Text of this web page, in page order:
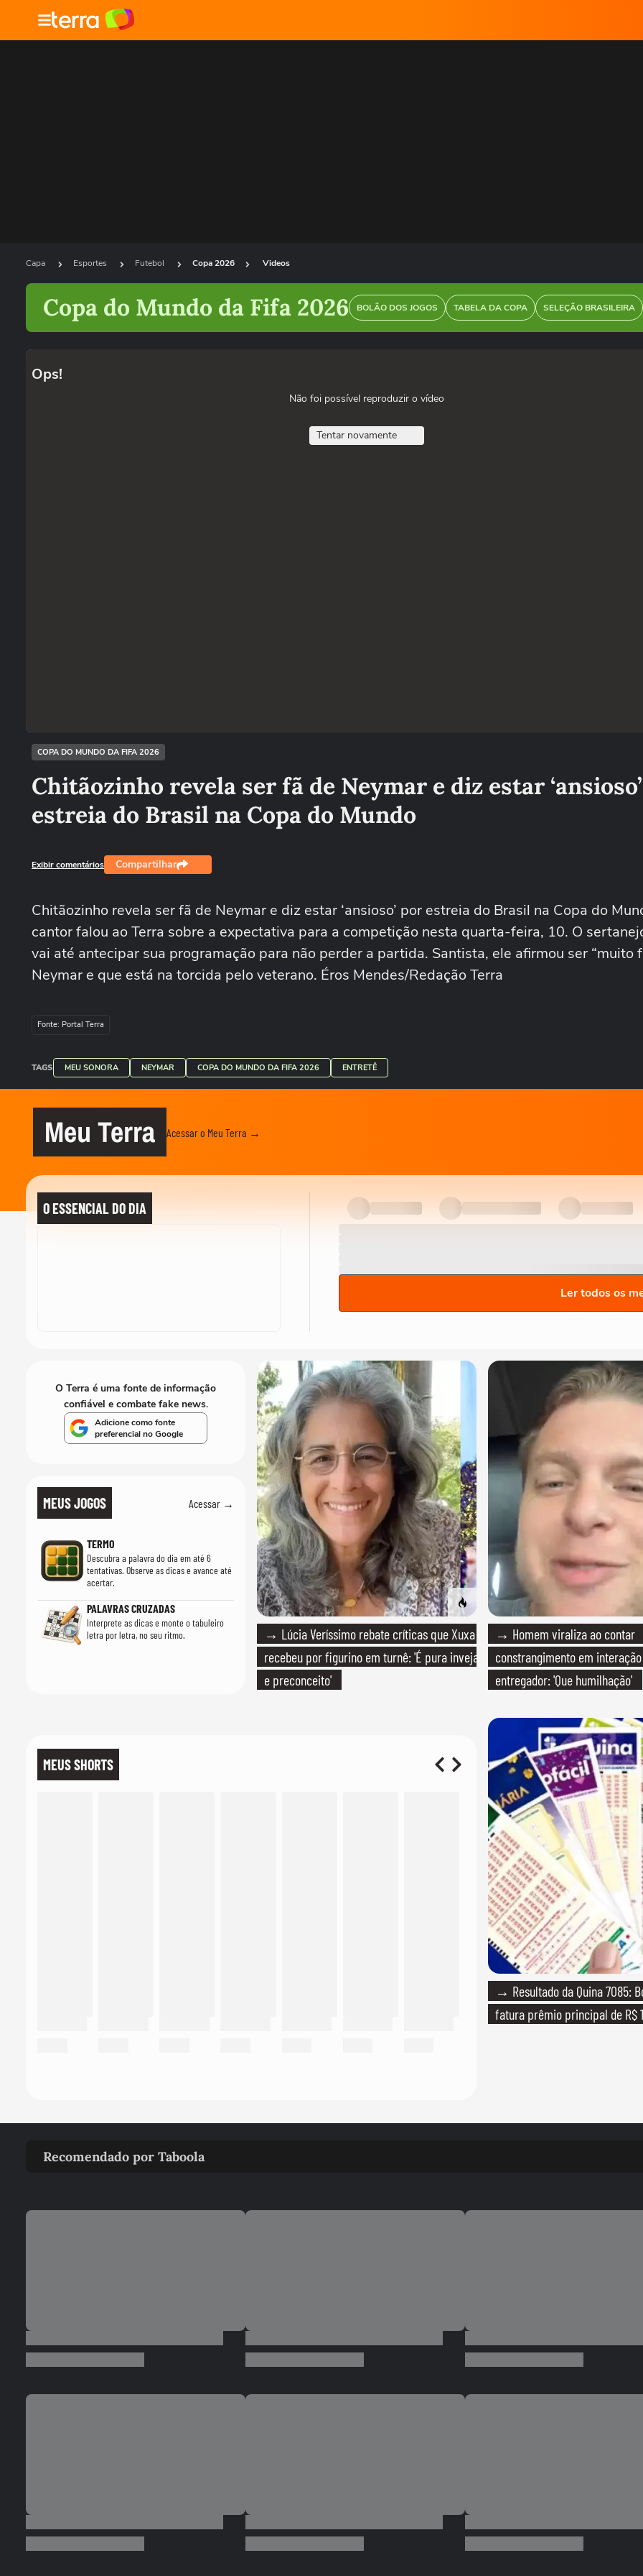
Capa Esportes Futebol Copa 2026 Videos
Copa do Mundo da Fifa 2026 BOLÃO DOS JOGOS TABELA DA COPA SELEÇÃO BRASILEIRA
Ops!
Não foi possível reproduzir o vídeo
Tentar novamente
COPA DO MUNDO DA FIFA 2026
Chitãozinho revela ser fã de Neymar e diz estar
estreia do Brasil na Copa do Mundo
Exibir comentários Compartilhar
Chitãozinho revela ser fã de Neymar e diz estar ‘ansioso’ por estreia do Brasil na Copa do
cantor falou ao Terra sobre a expectativa para a competição nesta quarta-feira, 10. O
vai até antecipar sua programação para não perder a partida. Santista, ele afirmou ser “muito
Neymar e que está na torcida pelo veterano. Éros Mendes/Redação Terra
Fonte: Portal Terra
TAGS MEU SONORA NEYMAR COPA DO MUNDO DA FIFA 2026 ENTRETÊ
Meu Terra Acessar o Meu Terra →
O ESSENCIAL DO DIA
Ler todos os
MEUS JOGOS Acessar →
TERMO
Descubra a palavra do dia em até 6
tentativas. Observe as dicas e avance até
acertar.
PALAVRAS CRUZADAS
Interprete as dicas e monte o tabuleiro
letra por letra, no seu ritmo.
→ Lúcia Veríssimo rebate críticas que Xuxa
recebeu por figurino em turnê: 'É pura inveja
e preconceito'
→ Homem viraliza ao contar
constrangimento em
entregador: 'Que humilhação'
→ Resultado da Quina 7085:
fatura prêmio principal de R$
MEUS SHORTS
O Terra é uma fonte de informação
confiável e combate fake news.
Adicione como fonte
preferencial no Google
Recomendado por Taboola